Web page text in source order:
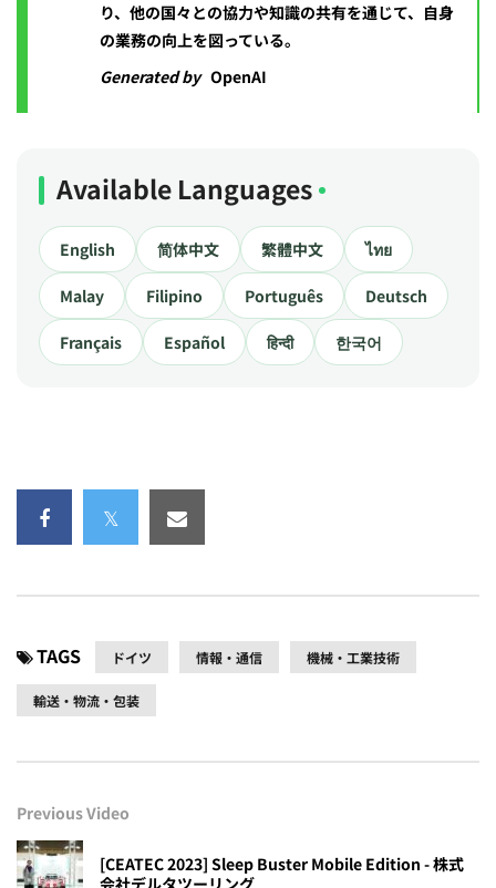
り、他の国々との協力や知識の共有を通じて、自身
の業務の向上を図っている。
Generated by OpenAI
Available Languages
English 简体中文 繁體中文 ไทย
Malay Filipino Português Deutsch
Français Español हिन्दी 한국어
TAGS ドイツ 情報・通信 機械・工業技術
輸送・物流・包装
Previous Video
[CEATEC 2023] Sleep Buster Mobile Edition - 株式